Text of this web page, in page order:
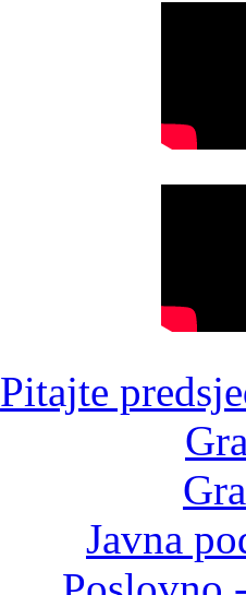
Pitajte
Javna